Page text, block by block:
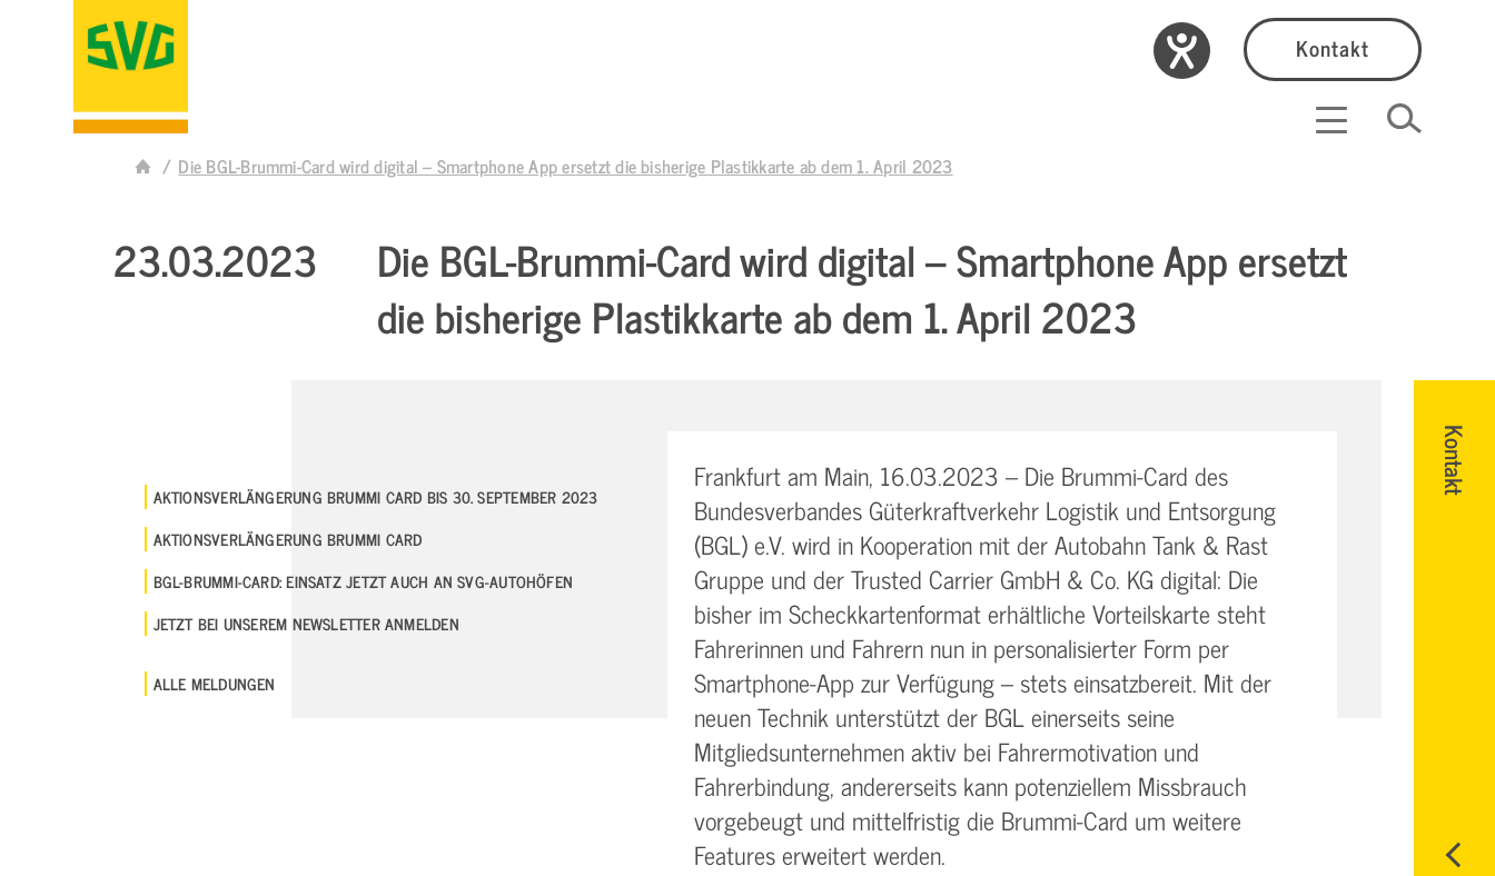
Kontakt
Kontakt
Die BGL-Brummi-Card wird digital – Smartphone App ersetzt die bisherige Plastikkarte ab dem 1. April 2023
23.03.2023
Die BGL-Brummi-Card wird digital – Smartphone App ersetzt
die bisherige Plastikkarte ab dem 1. April 2023
AKTIONSVERLÄNGERUNG BRUMMI CARD BIS 30. SEPTEMBER 2023
AKTIONSVERLÄNGERUNG BRUMMI CARD
BGL-BRUMMI-CARD: EINSATZ JETZT AUCH AN SVG-AUTOHÖFEN
JETZT BEI UNSEREM NEWSLETTER ANMELDEN
ALLE MELDUNGEN
Frankfurt am Main, 16.03.2023 – Die Brummi-Card des
Bundesverbandes Güterkraftverkehr Logistik und Entsorgung
(BGL) e.V. wird in Kooperation mit der Autobahn Tank & Rast
Gruppe und der Trusted Carrier GmbH & Co. KG digital: Die
bisher im Scheckkartenformat erhältliche Vorteilskarte steht
Fahrerinnen und Fahrern nun in personalisierter Form per
Smartphone-App zur Verfügung – stets einsatzbereit. Mit der
neuen Technik unterstützt der BGL einerseits seine
Mitgliedsunternehmen aktiv bei Fahrermotivation und
Fahrerbindung, andererseits kann potenziellem Missbrauch
vorgebeugt und mittelfristig die Brummi-Card um weitere
Features erweitert werden.